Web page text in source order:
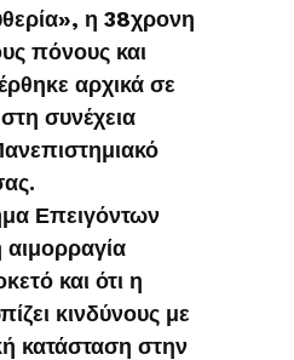
η 38χρονη
πόνους και
αρχικά σε
συνέχεια
Επειγόντων
αιμορραγία
και ότι η
κινδύνους με
κατάσταση στην